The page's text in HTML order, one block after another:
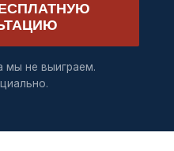
мы не выиграем.